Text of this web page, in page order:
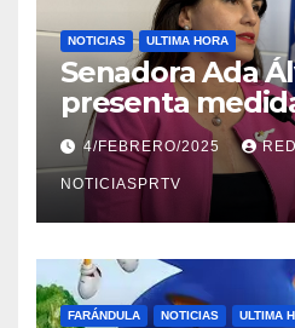
NOTICIAS ULTIMA HORA
Senadora Ada
presenta
violencia en el
4/FEBRERO/2025
NOTICIASPRTV
FARÁNDULA NOTICIAS ULTIMA